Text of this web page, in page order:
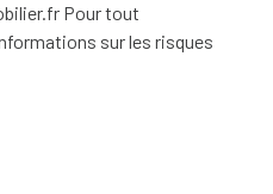
Pour tout
sur les risques